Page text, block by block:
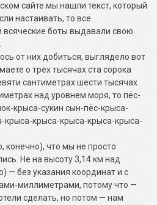
сайте мы нашли текст, который
настаивать, то все
всяческие боты выдавали свою
от них добиться, выглядело вот
о трёх тысячах ста сорока
сантиметрах шести тысячах
над уровнем моря, то пёс-
крыса-сукин сын-пёс-крыса-
крыса-крыса-крыса-крыса-крыса-
конечно), что мы не просто
Не на высоту 3,14 км над
— без указания координат и с
миллиметрами, потому что —
сделать, но потом — нам